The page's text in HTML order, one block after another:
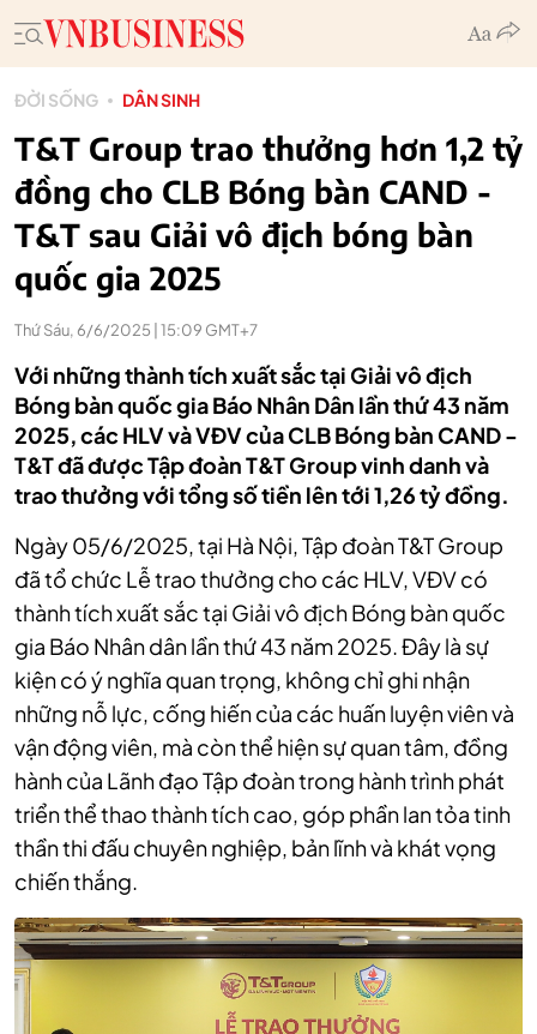
ĐỜI SỐNG DÂN SINH
T&T Group trao thưởng hơn 1,2 tỷ
đồng cho CLB Bóng bàn CAND -
T&T sau Giải vô địch bóng bàn
quốc gia 2025
Thứ Sáu, 6/6/2025 | 15:09 GMT+7
Với những thành tích xuất sắc tại Giải vô địch
Bóng bàn quốc gia Báo Nhân Dân lần thứ 43 năm
2025, các HLV và VĐV của CLB Bóng bàn CAND -
T&T đã được Tập đoàn T&T Group vinh danh và
trao thưởng với tổng số tiền lên tới 1,26 tỷ đồng.
Ngày 05/6/2025, tại Hà Nội, Tập đoàn T&T Group
đã tổ chức Lễ trao thưởng cho các HLV, VĐV có
thành tích xuất sắc tại Giải vô địch Bóng bàn quốc
gia Báo Nhân dân lần thứ 43 năm 2025. Đây là sự
kiện có ý nghĩa quan trọng, không chỉ ghi nhận
những nỗ lực, cống hiến của các huấn luyện viên và
vận động viên, mà còn thể hiện sự quan tâm, đồng
hành của Lãnh đạo Tập đoàn trong hành trình phát
triển thể thao thành tích cao, góp phần lan tỏa tinh
thần thi đấu chuyên nghiệp, bản lĩnh và khát vọng
chiến thắng.